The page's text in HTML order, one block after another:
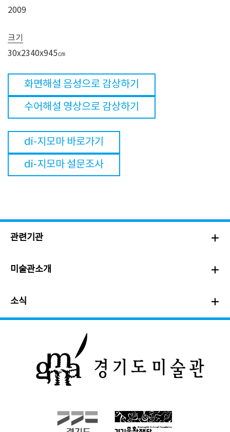
2009
크기
30x2340x945㎝
화면해설 음성으로 감상하기
수어해설 영상으로 감상하기
di-지모마 바로가기
di-지모마 설문조사
관련기관
미술관소개
소식